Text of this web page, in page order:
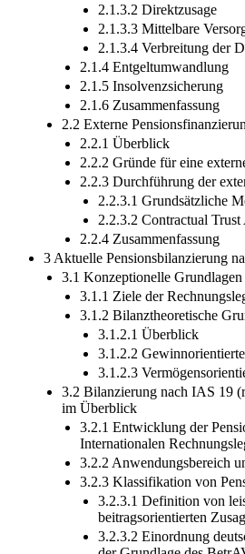
2.1.3.2 Direktzusage
2.1.3.3 Mittelbare
2.1.3.4 Verbreitung der
2.1.4 Entgeltumwandlung
2.1.5 Insolvenzsicherung
2.1.6 Zusammenfassung
2.2 Externe
2.2.1 Überblick
2.2.2 Gründe für eine
2.2.3 Durchführung der
2.2.3.1 Grundsätzliche
2.2.3.2 Contractual Trust
2.2.4 Zusammenfassung
3 Aktuelle Pensionsbilanzierung
3.1 Konzeptionelle Grundlagen
3.1.1 Ziele der
3.1.2 Bilanztheoretische
3.1.2.1 Überblick
3.1.2.2
3.1.2.3
3.2 Bilanzierung nach IAS 19
im Überblick
3.2.1 Entwicklung der
Internationalen
3.2.2 Anwendungsbereich
3.2.3 Klassifikation von
3.2.3.1 Definition von
beitragsorientierten
3.2.3.2 Einordnung